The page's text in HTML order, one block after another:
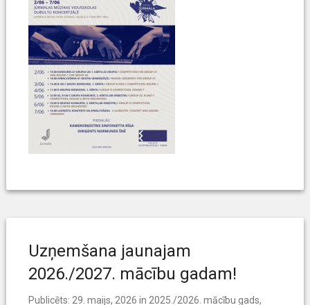
Uzņemšana jaunajam
2026./2027. mācību gadam!
Publicēts: 29. maijs, 2026 in 2025./2026. mācību gads,